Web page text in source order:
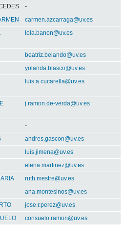
-
carmen.azcarraga@uv.es
lola.banon@uv.es
beatriz.belando@uv.es
yolanda.blasco@uv.es
luis.a.cucarella@uv.es
j.ramon.de-verda@uv.es
-
andres.gascon@uv.es
luis.jimena@uv.es
elena.martinez@uv.es
ruth.mestre@uv.es
ana.montesinos@uv.es
jose.r.perez@uv.es
consuelo.ramon@uv.es